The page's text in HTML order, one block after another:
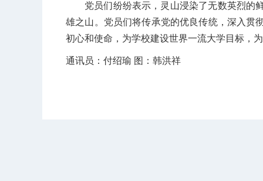
党员们纷纷表示，灵山浸染了无数英烈的
雄之山。党员们将传承党的优良传统，深入贯
初心和使命，为学校建设世界一流大学目标，
通讯员：付绍瑜 图：韩洪祥